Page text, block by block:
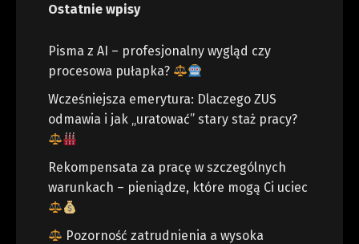
Ostatnie wpisy
Pisma z AI – profesjonalny wygląd czy
procesowa pułapka?
Wcześniejsza emerytura: Dlaczego ZUS
odmawia i jak „uratować” stary staż pracy?
Rekompensata za pracę w szczególnych
warunkach – pieniądze, które mogą Ci uciec
Pozorność zatrudnienia a wysoka